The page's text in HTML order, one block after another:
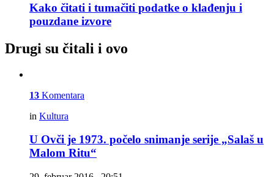
Kako čitati i tumačiti podatke o klađenju i
pouzdane izvore
Drugi su čitali i ovo
13 Komentara
in Kultura
U Ovči je 1973. počelo snimanje serije „Salaš u
Malom Ritu“